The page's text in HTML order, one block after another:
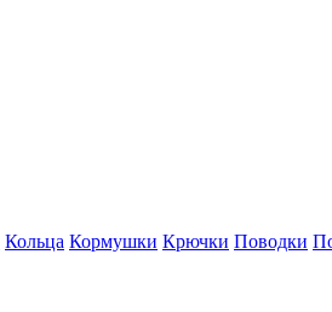
Кольца Кормушки Крючки Поводки